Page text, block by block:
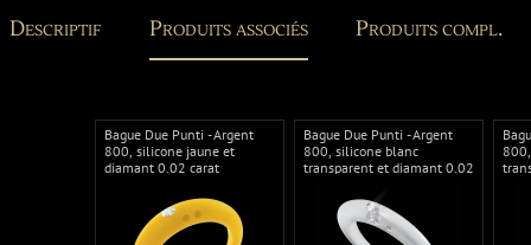
Descriptif Produits associés Produits compl.
Bague Due Punti - Argent
800, silicone jaune et
diamant 0.02 carat
Bague Due Punti - Argent
800, silicone blanc
transparent et diamant 0.02